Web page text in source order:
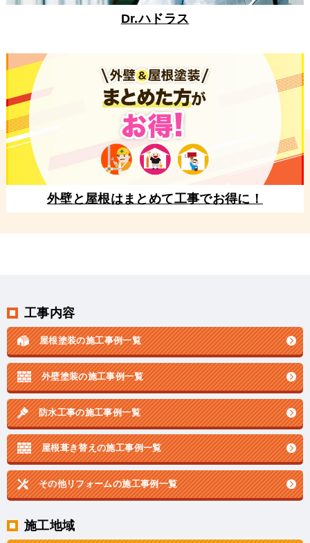
Dr.ハドラス
外壁と屋根はまとめて工事でお得に！
工事内容
屋根塗装の施工事例一覧
外壁塗装の施工事例一覧
防水工事の施工事例一覧
屋根葺き替えの施工事例一覧
その他リフォームの施工事例一覧
施工地域